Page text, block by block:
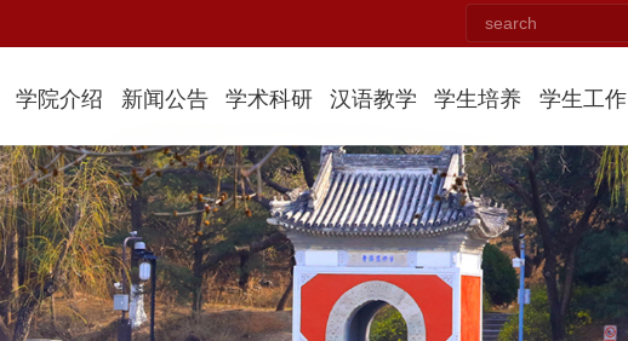
学院介绍 新闻公告 学术科研 汉语教学 学生培养 学生工作